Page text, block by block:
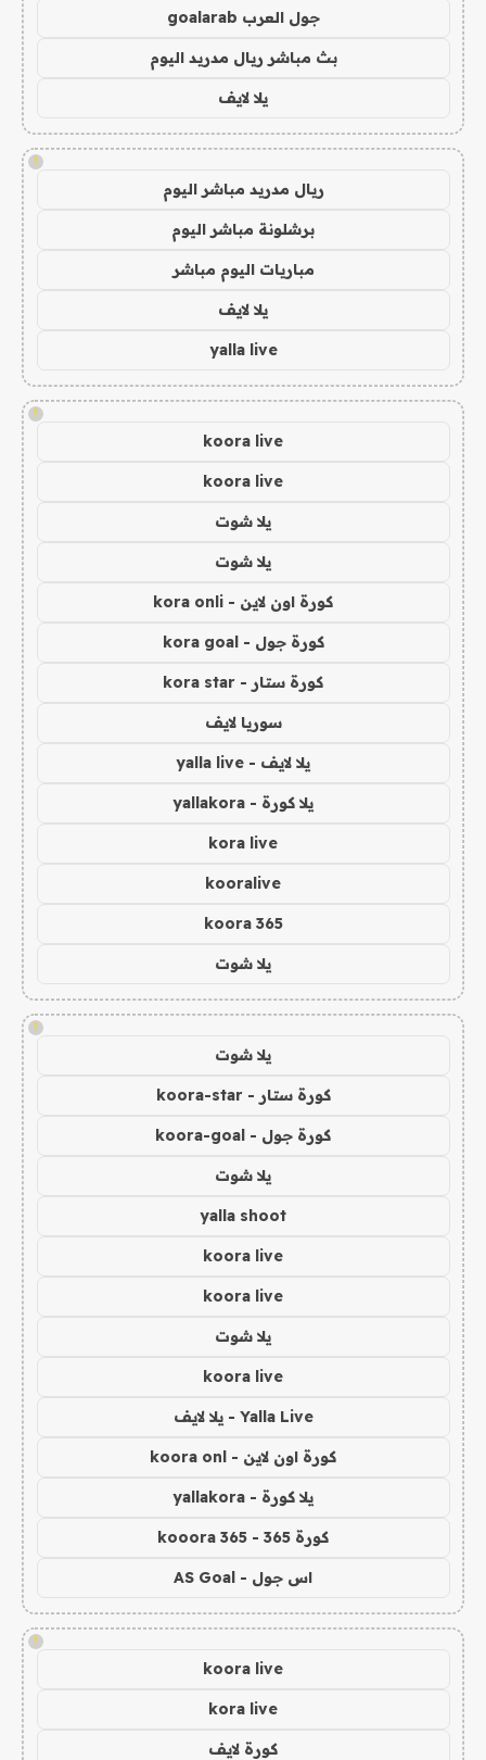
جول العرب goalarab
بث مباشر ريال مدريد اليوم
يلا لايف
!
ريال مدريد مباشر اليوم
برشلونة مباشر اليوم
مباريات اليوم مباشر
يلا لايف
yalla live
!
koora live
koora live
يلا شوت
يلا شوت
كورة اون لاين - kora onli
كورة جول - kora goal
كورة ستار - kora star
سوريا لايف
يلا لايف - yalla live
يلا كورة - yallakora
kora live
kooralive
koora 365
يلا شوت
!
يلا شوت
كورة ستار - koora-star
كورة جول - koora-goal
يلا شوت
yalla shoot
koora live
koora live
يلا شوت
koora live
Yalla Live - يلا لايف
كورة اون لاين - koora onl
يلا كورة - yallakora
كورة 365 - kooora 365
اس جول - AS Goal
!
koora live
kora live
كورة لايف